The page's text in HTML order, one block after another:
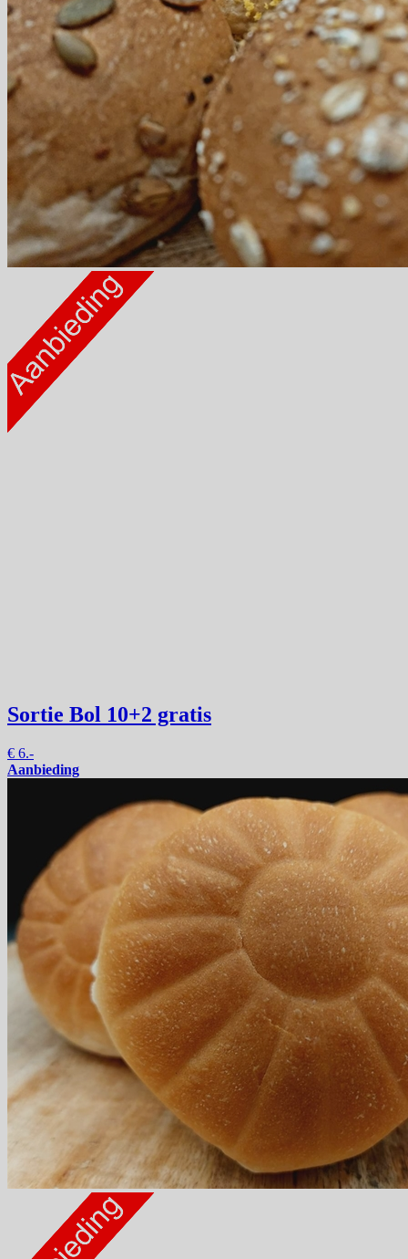
Sortie Bol 10+2 gratis
€ 6.-
Aanbieding